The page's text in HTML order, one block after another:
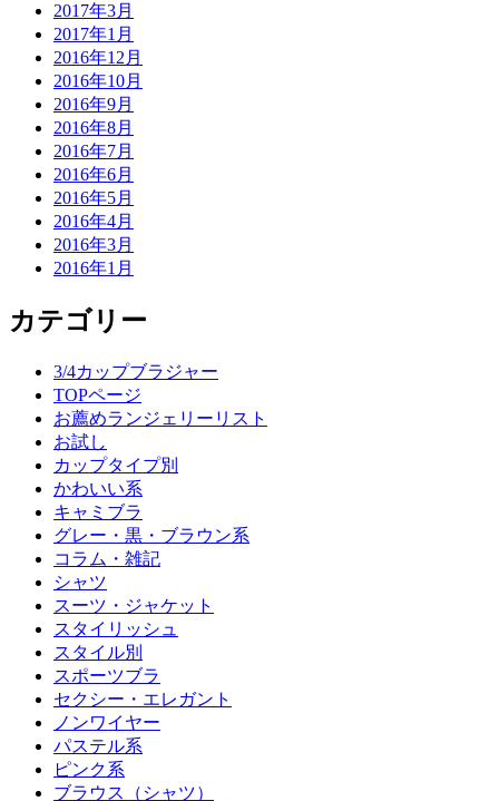
2017年3月
2017年1月
2016年12月
2016年10月
2016年9月
2016年8月
2016年7月
2016年6月
2016年5月
2016年4月
2016年3月
2016年1月
カテゴリー
3/4カップブラジャー
TOPページ
お薦めランジェリーリスト
お試し
カップタイプ別
かわいい系
キャミブラ
グレー・黒・ブラウン系
コラム・雑記
シャツ
スーツ・ジャケット
スタイリッシュ
スタイル別
スポーツブラ
セクシー・エレガント
ノンワイヤー
パステル系
ピンク系
ブラウス（シャツ）